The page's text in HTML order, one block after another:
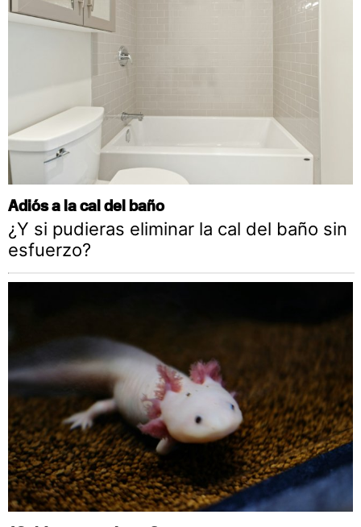
Adiós a la cal del baño
¿Y si pudieras eliminar la cal del baño sin
esfuerzo?